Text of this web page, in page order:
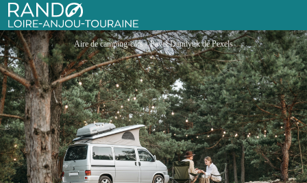
Rando Loire-Anjou-Touraine
Aire camping-cars de la Cave Robert et Marcel
Aire de camping-cars - Pavel Danilyuk de Pexels